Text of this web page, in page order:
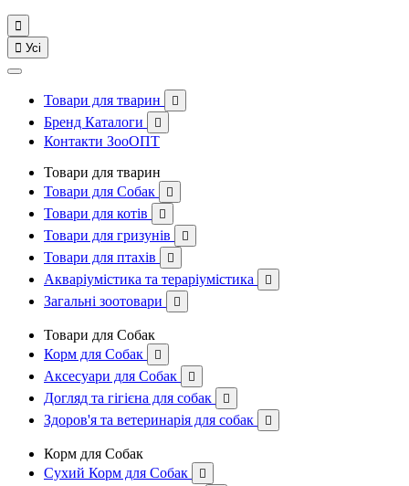

 Усі
Товари для тварин 
Бренд Каталоги 
Контакти ЗооОПТ
Товари для тварин
Товари для Собак

Товари для котів 
Товари для гризунів 
Товари для птахів 
Акваріумістика та тераріумістика 
Загальні зоотовари 
Товари для Собак
Корм для Собак

Аксесуари для Собак 
Догляд та гігієна для собак 
Здоров'я та ветеринарія для собак 
Корм для Собак
Сухий Корм для Собак
